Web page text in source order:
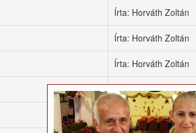
Írta: Horváth Zoltán
Írta: Horváth Zoltán
Írta: Horváth Zoltán
Írta: Horváth Zoltán
Írta: Horváth Zoltán